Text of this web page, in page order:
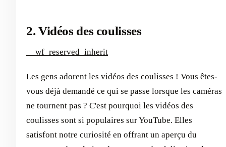
2. Vidéos des coulisses
__wf_reserved_inherit
Les gens adorent les vidéos des coulisses ! Vous êtes-
vous déjà demandé ce qui se passe lorsque les caméras
ne tournent pas ? C'est pourquoi les vidéos des
coulisses sont si populaires sur YouTube. Elles
satisfont notre curiosité en offrant un aperçu du